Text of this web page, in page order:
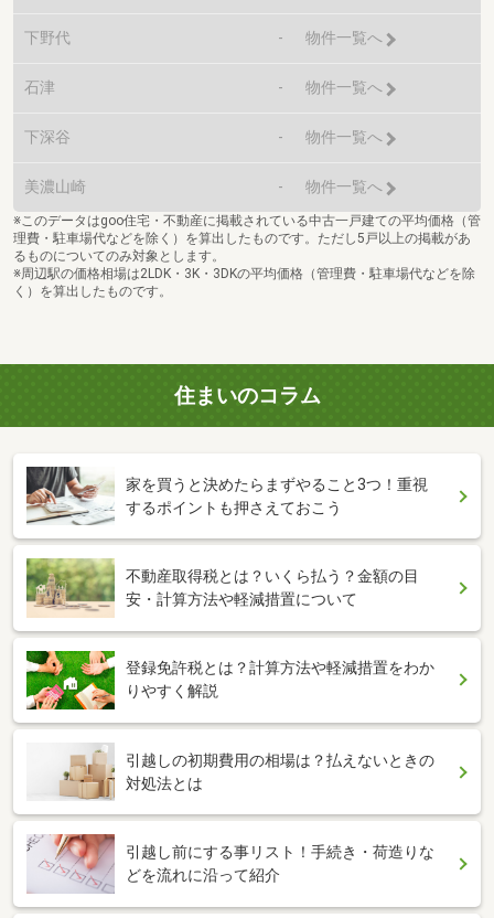
下野代 - 物件一覧へ
石津 - 物件一覧へ
下深谷 - 物件一覧へ
美濃山崎 - 物件一覧へ
※このデータはgoo住宅・不動産に掲載されている中古一戸建ての平均価格（管
理費・駐車場代などを除く）を算出したものです。ただし5戸以上の掲載があ
るものについてのみ対象とします。
※周辺駅の価格相場は2LDK・3K・3DKの平均価格（管理費・駐車場代などを除
く）を算出したものです。
住まいのコラム
家を買うと決めたらまずやること3つ！重視
するポイントも押さえておこう
不動産取得税とは？いくら払う？金額の目
安・計算方法や軽減措置について
登録免許税とは？計算方法や軽減措置をわか
りやすく解説
引越しの初期費用の相場は？払えないときの
対処法とは
引越し前にする事リスト！手続き・荷造りな
どを流れに沿って紹介